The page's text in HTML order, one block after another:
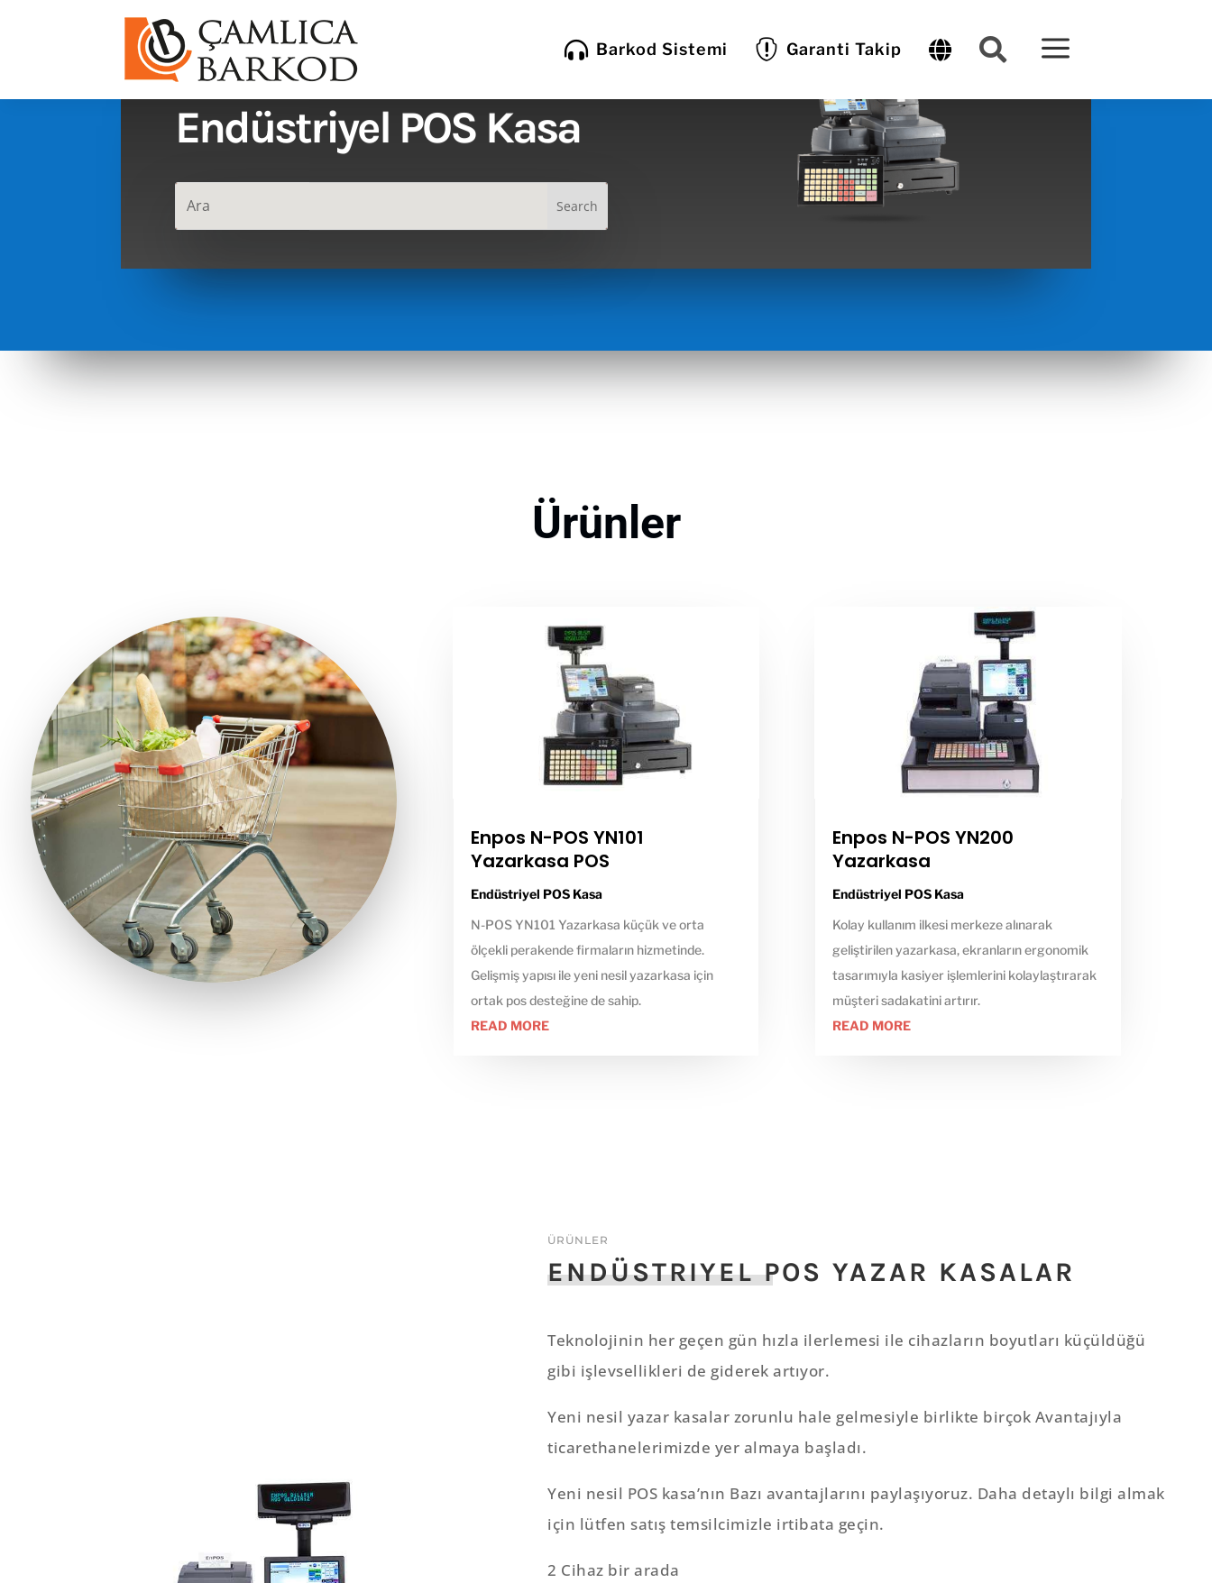
 Barkod Sistemi  Garanti Takip   a
ÜRÜNLER
Endüstriyel POS Kasa
Ürünler
Enpos N-POS YN101
Yazarkasa POS
Endüstriyel POS Kasa
N-POS YN101 Yazarkasa küçük ve orta
ölçekli perakende firmaların hizmetinde.
Gelişmiş yapısı ile yeni nesil yazarkasa için
ortak pos desteğine de sahip.
READ MORE
Enpos N-POS YN200
Yazarkasa
Endüstriyel POS Kasa
Kolay kullanım ilkesi merkeze alınarak
geliştirilen yazarkasa, ekranların ergonomik
tasarımıyla kasiyer işlemlerini kolaylaştırarak
müşteri sadakatini artırır.
READ MORE
ÜRÜNLER
ENDÜSTRIYEL POS YAZAR KASALAR
Teknolojinin her geçen gün hızla ilerlemesi ile cihazların boyutları küçüldüğü
gibi işlevsellikleri de giderek artıyor.
Yeni nesil yazar kasalar zorunlu hale gelmesiyle birlikte birçok Avantajıyla
ticarethanelerimizde yer almaya başladı.
Yeni nesil POS kasa’nın Bazı avantajlarını paylaşıyoruz. Daha detaylı bilgi almak
için lütfen satış temsilcimizle irtibata geçin.
2 Cihaz bir arada